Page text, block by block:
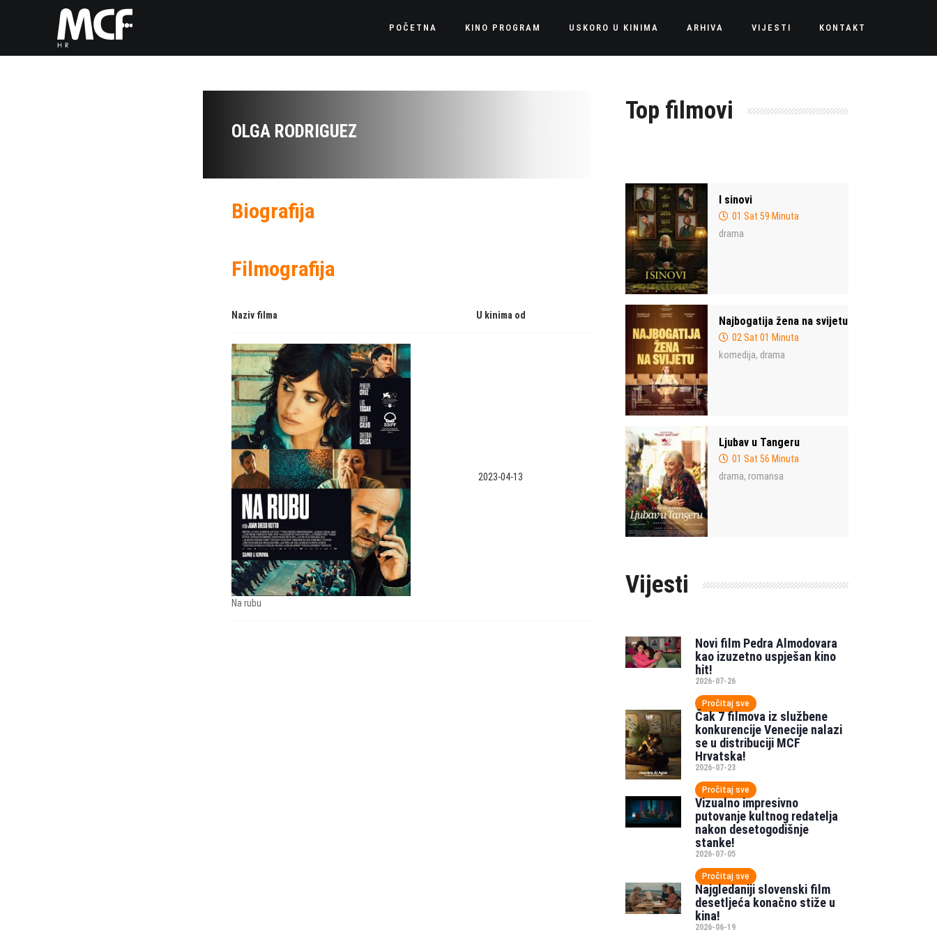
POČETNA KINO PROGRAM USKORO U KINIMA ARHIVA VIJESTI KONTAKT
OLGA RODRIGUEZ
Biografija
Filmografija
Naziv filma U kinima od
Na rubu
2023-04-13
Top filmovi
I sinovi
01 Sat 59 Minuta
drama
Najbogatija žena na svijetu
02 Sat 01 Minuta
komedija, drama
Ljubav u Tangeru
01 Sat 56 Minuta
drama, romansa
Vijesti
Novi film Pedra Almodovara
kao izuzetno uspješan kino
hit!
2026-07-26
Pročitaj sve
Čak 7 filmova iz službene
konkurencije Venecije nalazi
se u distribuciji MCF
Hrvatska!
2026-07-23
Pročitaj sve
Vizualno impresivno
putovanje kultnog redatelja
nakon desetogodišnje
stanke!
2026-07-05
Pročitaj sve
Najgledaniji slovenski film
desetljeća konačno stiže u
kina!
2026-06-19